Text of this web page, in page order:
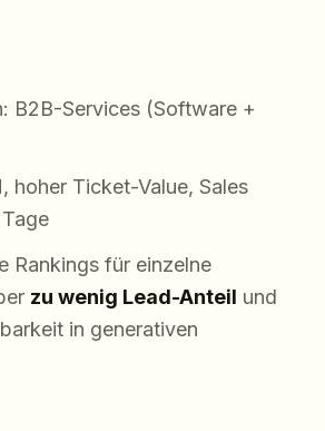
B2B-Services (Software +
hoher Ticket-Value, Sales
Rankings für einzelne
zu wenig Lead-Anteil und
in generativen